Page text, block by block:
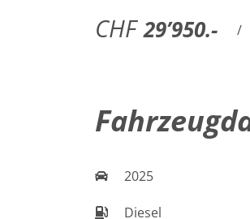
CHF 29’950.- /
2025
Diesel